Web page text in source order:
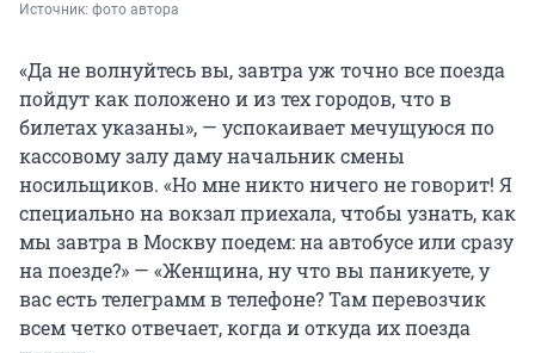
Источник: фото автора
«Да не волнуйтесь вы, завтра уж точно все поезда
пойдут как положено и из тех городов, что в
билетах указаны», — успокаивает мечущуюся по
кассовому залу даму начальник смены
носильщиков. «Но мне никто ничего не говорит! Я
специально на вокзал приехала, чтобы узнать, как
мы завтра в Москву поедем: на автобусе или сразу
на поезде?» — «Женщина, ну что вы паникуете, у
вас есть телеграмм в телефоне? Там перевозчик
всем четко отвечает, когда и откуда их поезда